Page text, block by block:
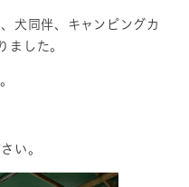
犬同伴、キャンピングカ
ました。
い。